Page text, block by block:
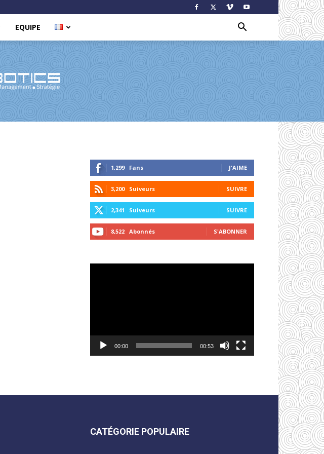
EQUIPE
1,299 Fans J'AIME
3,200 Suiveurs SUIVRE
2,341 Suiveurs SUIVRE
8,522 Abonnés S'ABONNER
00:00 00:53
CATÉGORIE POPULAIRE